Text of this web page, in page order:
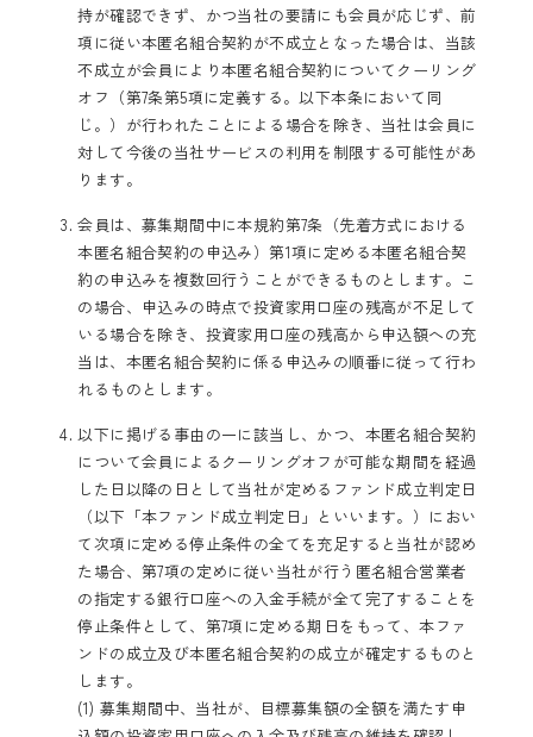
持が確認できず、かつ当社の要請にも会員が応じず、前
項に従い本匿名組合契約が不成立となった場合は、当該
不成立が会員により本匿名組合契約についてクーリング
オフ（第7条第5項に定義する。以下本条において同
じ。）が行われたことによる場合を除き、当社は会員に
対して今後の当社サービスの利用を制限する可能性があ
ります。
会員は、募集期間中に本規約第7条（先着方式における
本匿名組合契約の申込み）第1項に定める本匿名組合契
約の申込みを複数回行うことができるものとします。こ
の場合、申込みの時点で投資家用口座の残高が不足して
いる場合を除き、投資家用口座の残高から申込額への充
当は、本匿名組合契約に係る申込みの順番に従って行わ
れるものとします。
以下に掲げる事由の一に該当し、かつ、本匿名組合契約
について会員によるクーリングオフが可能な期間を経過
した日以降の日として当社が定めるファンド成立判定日
（以下「本ファンド成立判定日」といいます。）におい
て次項に定める停止条件の全てを充足すると当社が認め
た場合、第7項の定めに従い当社が行う匿名組合営業者
の指定する銀行口座への入金手続が全て完了することを
停止条件として、第7項に定める期日をもって、本ファ
ンドの成立及び本匿名組合契約の成立が確定するものと
します。
(1) 募集期間中、当社が、目標募集額の全額を満たす申